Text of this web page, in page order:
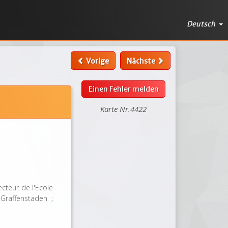
Deutsch
Vorige Nächste
de l'Ecole
;
Einen Fehler melden
Karte Nr.4422